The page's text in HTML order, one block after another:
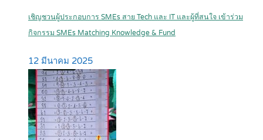
เชิญชวนผู้ประกอบการ SMEs สาย Tech และ IT และผู้ที่สนใจ เข้าร่วม
กิจกรรม SMEs Matching Knowledge & Fund
12 มีนาคม 2025